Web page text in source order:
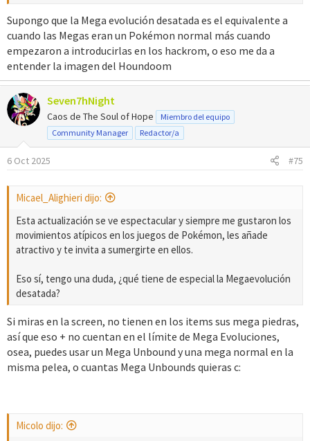
Supongo que la Mega evolución desatada es el equivalente a
cuando las Megas eran un Pokémon normal más cuando
empezaron a introducirlas en los hackrom, o eso me da a
entender la imagen del Houndoom
Seven7hNight
Caos de The Soul of Hope
Miembro del equipo
Community Manager
Redactor/a
6 Oct 2025 #75
Micael_Alighieri dijo:
Esta actualización se ve espectacular y siempre me gustaron los
movimientos atípicos en los juegos de Pokémon, les añade
atractivo y te invita a sumergirte en ellos.
Eso sí, tengo una duda, ¿qué tiene de especial la Megaevolución
desatada?
Si miras en la screen, no tienen en los items sus mega piedras,
así que eso + no cuentan en el límite de Mega Evoluciones,
osea, puedes usar un Mega Unbound y una mega normal en la
misma pelea, o cuantas Mega Unbounds quieras c:
Micolo dijo: